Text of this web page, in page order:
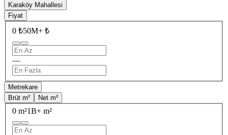
Karaköy Mahallesi
Fiyat
0 ₺50M+ ₺
—
Metrekare
Brüt m²
Net m²
0 m²1B+ m²